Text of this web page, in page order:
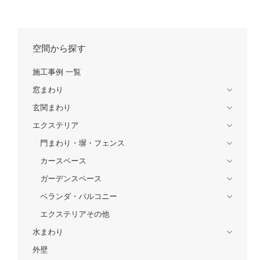
空間から探す
施工事例 一覧
窓まわり
玄関まわり
エクステリア
門まわり・塀・フェンス
カースペース
ガーデンスペース
ベランダ・バルコニー
エクステリアその他
水まわり
外壁